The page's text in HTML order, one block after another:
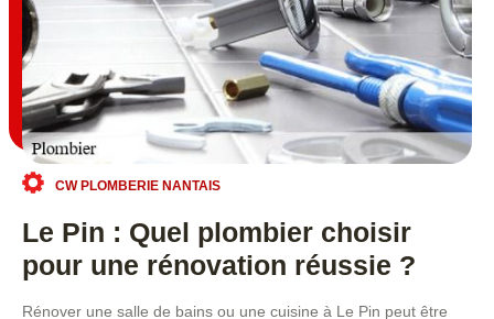
CW PLOMBERIE NANTAIS
Le Pin : Quel plombier choisir
pour une rénovation réussie ?
Rénover une salle de bains ou une cuisine à Le Pin peut être